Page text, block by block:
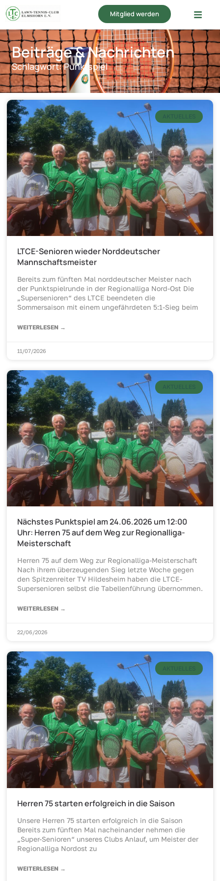
Mitglied werden
Beiträge & Nachrichten
Schlagwort: Punktspiel
AKTUELLES
LTCE-Senioren wieder Norddeutscher
Mannschaftsmeister
Bereits zum fünften Mal norddeutscher Meister nach
der Punktspielrunde in der Regionalliga Nord-Ost Die
„Supersenioren“ des LTCE beendeten die
Sommersaison mit einem ungefährdeten 5:1-Sieg beim
WEITERLESEN →
11/07/2026
AKTUELLES
Nächstes Punktspiel am 24.06.2026 um 12:00
Uhr: Herren 75 auf dem Weg zur Regionalliga-
Meisterschaft
Herren 75 auf dem Weg zur Regionalliga-Meisterschaft
Nach ihrem überzeugenden Sieg letzte Woche gegen
den Spitzenreiter TV Hildesheim haben die LTCE-
Supersenioren selbst die Tabellenführung übernommen.
WEITERLESEN →
22/06/2026
AKTUELLES
Herren 75 starten erfolgreich in die Saison
Unsere Herren 75 starten erfolgreich in die Saison
Bereits zum fünften Mal nacheinander nehmen die
„Super-Senioren“ unseres Clubs Anlauf, um Meister der
Regionalliga Nordost zu
WEITERLESEN →